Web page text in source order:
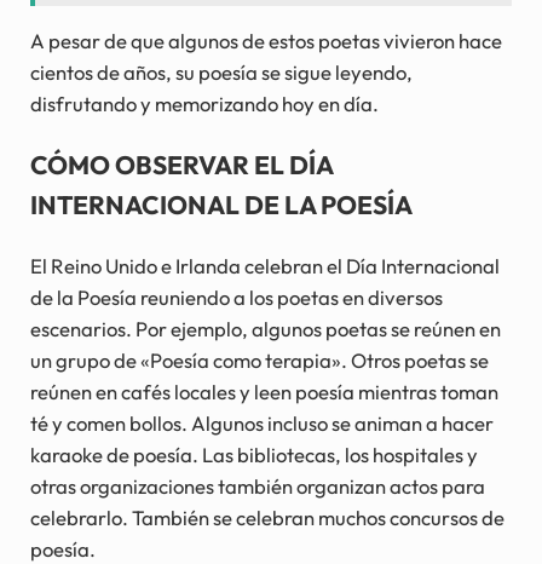
A pesar de que algunos de estos poetas vivieron hace
cientos de años, su poesía se sigue leyendo,
disfrutando y memorizando hoy en día.
CÓMO OBSERVAR EL DÍA
INTERNACIONAL DE LA POESÍA
El Reino Unido e Irlanda celebran el Día Internacional
de la Poesía reuniendo a los poetas en diversos
escenarios. Por ejemplo, algunos poetas se reúnen en
un grupo de «Poesía como terapia». Otros poetas se
reúnen en cafés locales y leen poesía mientras toman
té y comen bollos. Algunos incluso se animan a hacer
karaoke de poesía. Las bibliotecas, los hospitales y
otras organizaciones también organizan actos para
celebrarlo. También se celebran muchos concursos de
poesía.